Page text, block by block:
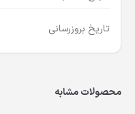
تاریخ بروزرسانی
محصولات مشابه